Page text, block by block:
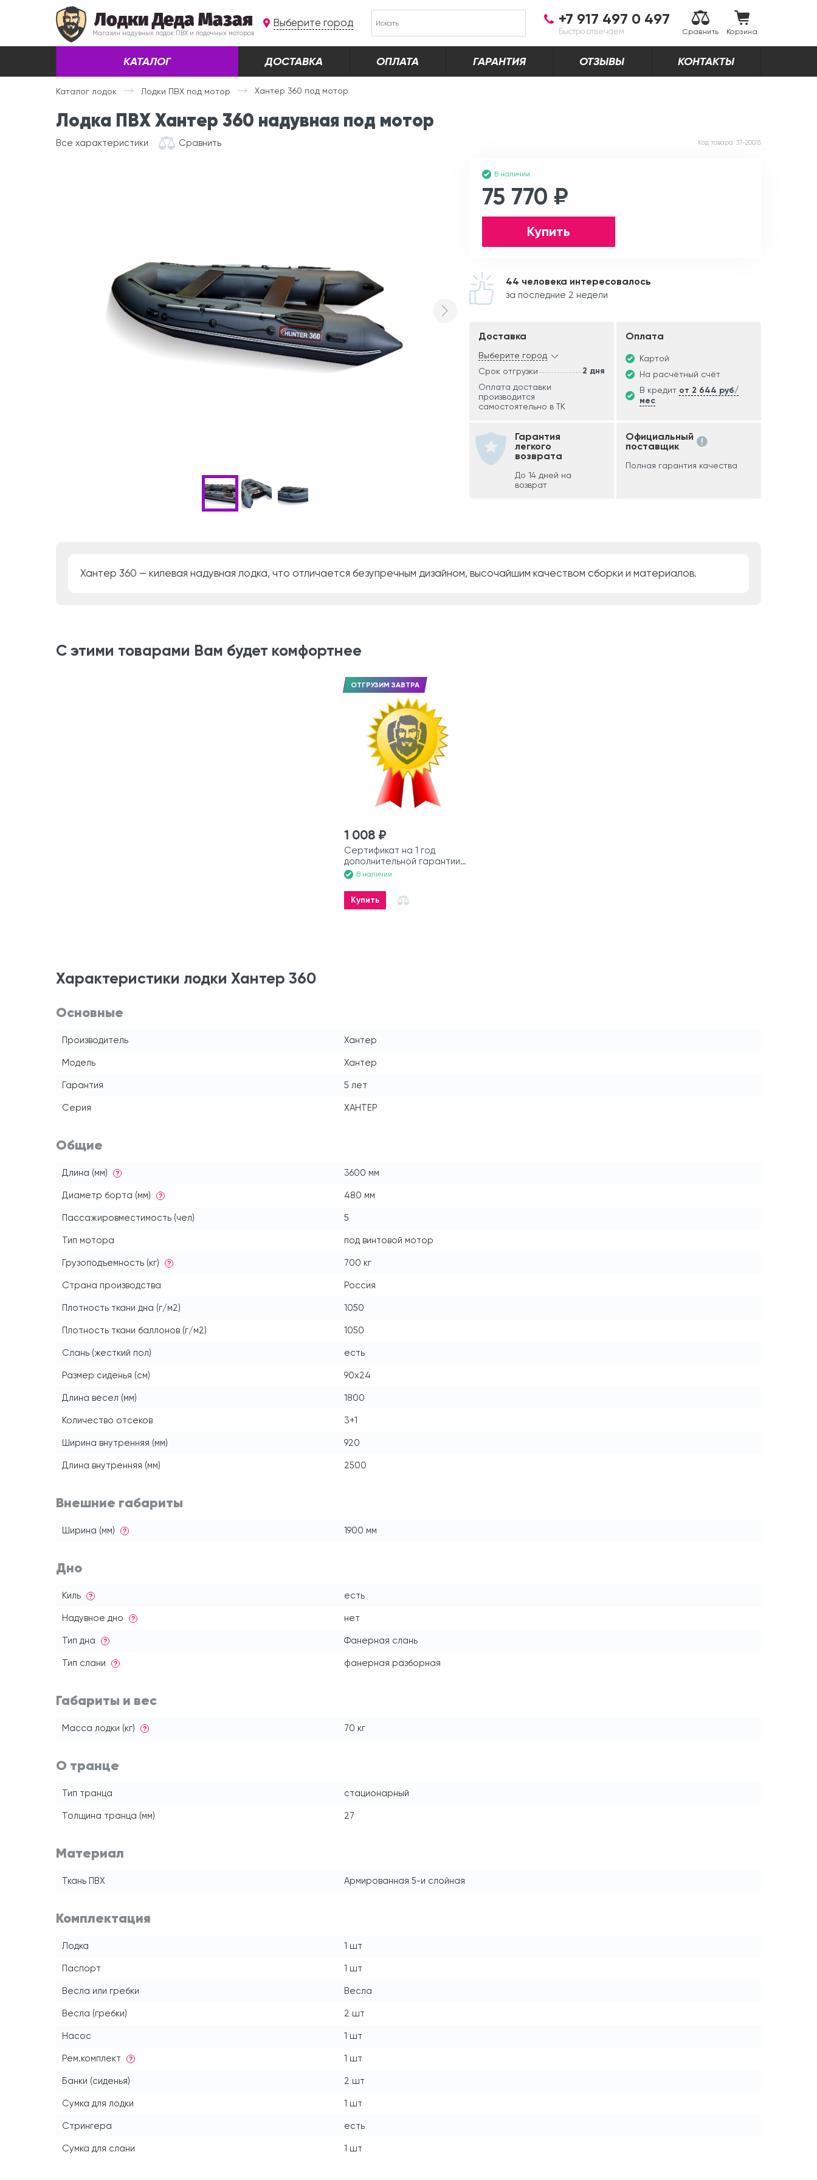
Лодки Деда Мазая
Магазин надувных лодок ПВХ и лодочных моторов
Выберите город +7 917 497 0 497
Быстро отвечаем Сравнить Корзина
КАТАЛОГ ДОСТАВКА ОПЛАТА ГАРАНТИЯ ОТЗЫВЫ КОНТАКТЫ
Каталог лодок Лодки ПВХ под мотор Хантер 360 под мотор
Лодка ПВХ Хантер 360 надувная под мотор
Все характеристики Сравнить Код товара: 37-20015
В наличии
75 770 ₽
Купить
44 человека интересовалось
за последние 2 недели
Доставка
Выберите город
Срок отгрузки
2 дня
Оплата доставки
производится
самостоятельно в ТК
Оплата
Картой
На расчётный счёт
В кредит от 2 644 руб/
мес
Гарантия
легкого
возврата
До 14 дней на
возврат
Официальный
поставщик
Полная гарантия качества
Хантер 360 — килевая надувная лодка, что отличается безупречным дизайном, высочайшим качеством сборки и материалов.
С этими товарами Вам будет комфортнее
ОТГРУЗИМ ЗАВТРА
1 008 ₽
Сертификат на 1 год
дополнительной гарантии
на моторную лодку
В наличии
Купить
Характеристики лодки Хантер 360
Основные
Производитель Хантер
Модель Хантер
Гарантия 5 лет
Серия ХАНТЕР
Общие
Длина (мм) ? 3600 мм
Диаметр борта (мм) ? 480 мм
Пассажировместимость (чел) 5
Тип мотора под винтовой мотор
Грузоподъемность (кг) ? 700 кг
Страна производства Россия
Плотность ткани дна (г/м2) 1050
Плотность ткани баллонов (г/м2) 1050
Слань (жесткий пол) есть
Размер сиденья (см) 90x24
Длина вёсел (мм) 1800
Количество отсеков 3+1
Ширина внутренняя (мм) 920
Длина внутренняя (мм) 2500
Внешние габариты
Ширина (мм) ? 1900 мм
Дно
Киль ? есть
Надувное дно ? нет
Тип дна ? Фанерная слань
Тип слани ? фанерная разборная
Габариты и вес
Масса лодки (кг) ? 70 кг
О транце
Тип транца стационарный
Толщина транца (мм) 27
Материал
Ткань ПВХ Армированная 5-и слойная
Комплектация
Лодка 1 шт
Паспорт 1 шт
Весла или гребки Весла
Весла (гребки) 2 шт
Насос 1 шт
Рем.комплект ? 1 шт
Банки (сиденья) 2 шт
Сумка для лодки 1 шт
Стрингера есть
Сумка для слани 1 шт